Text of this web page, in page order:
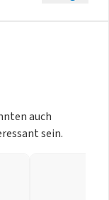
auch
sein.